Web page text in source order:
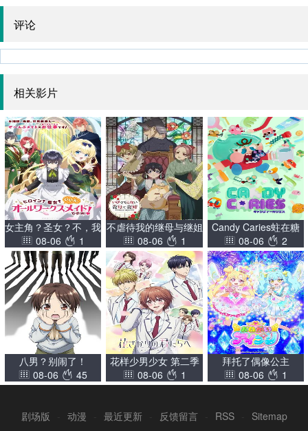
评论
相关影片
女主角？圣女？不，我
是杂役女仆（自豪）
08-06 1
不虐待我的继母与继姐
08-06
1
Candy Caries蛀在糖
糖里
08-06 2
八男？别闹了！
08-06
45
花样少男少女 第二季
08-06
1
拜托了偶像公主
08-06
1
剧场版 动漫 最近更新 反馈留言 RSS Sitemap